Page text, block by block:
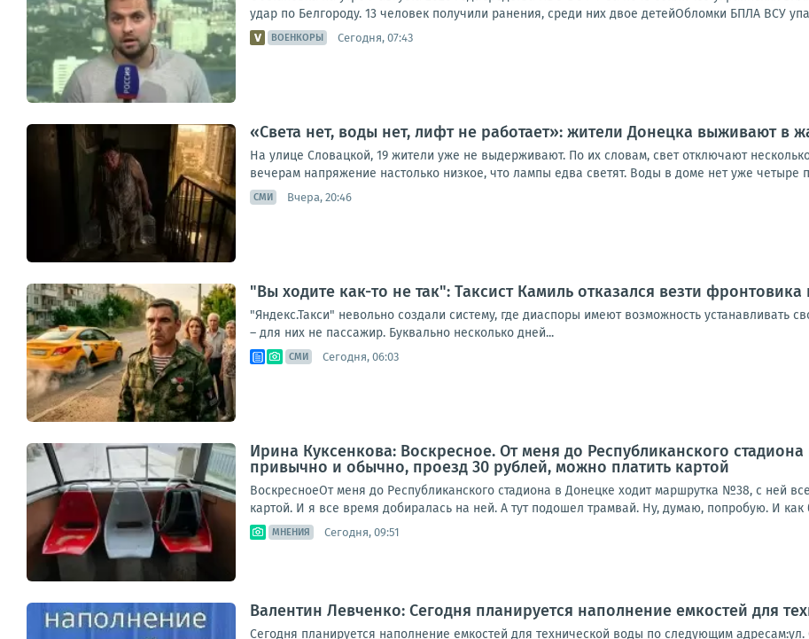
удар по Белгороду. 13 человек получили ранения, среди них двое детейОбломки БПЛА ВСУ
ВОЕНКОРЫ Сегодня, 07:43
«Света нет, воды нет, лифт не работает»: жители Донецка выживают в
На улице Словацкой, 19 жители уже не выдерживают. По их словам, свет отключают
вечерам напряжение настолько низкое, что лампы едва светят. Воды в доме нет уже четыре
СМИ Вчера, 20:46
"Вы ходите как-то не так": Таксист Камиль отказался везти
"Яндекс.Такси" невольно создали систему, где диаспоры имеют возможность устанавливать
– для них не пассажир. Буквально несколько дней...
СМИ Сегодня, 06:03
Ирина Куксенкова: Воскресное. От меня до Республиканского
привычно и обычно, проезд 30 рублей, можно платить картой
ВоскресноеОт меня до Республиканского стадиона в Донецке ходит маршрутка №38, с ней
картой. И я все время добиралась на ней. А тут подошел трамвай. Ну, думаю, попробую. И как
МНЕНИЯ Сегодня, 09:51
Валентин Левченко: Сегодня планируется наполнение емкостей для
Сегодня планируется наполнение емкостей для технической воды по следующим адресам:ул.